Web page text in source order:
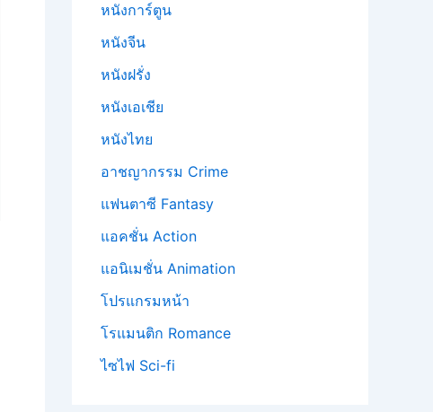
หนังการ์ตูน
หนังจีน
หนังฝรั่ง
หนังเอเชีย
หนังไทย
อาชญากรรม Crime
แฟนตาซี Fantasy
แอคชั่น Action
แอนิเมชั่น Animation
โปรแกรมหน้า
โรแมนติก Romance
ไซไฟ Sci-fi